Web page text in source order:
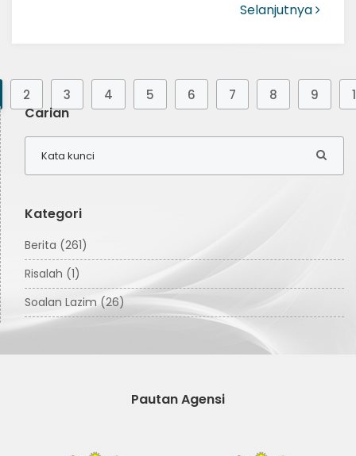
Selanjutnya
2 3 4 5 6 7 8 9
Carian
Kategori
Berita (261)
Risalah (1)
Soalan Lazim (26)
Pautan Agensi